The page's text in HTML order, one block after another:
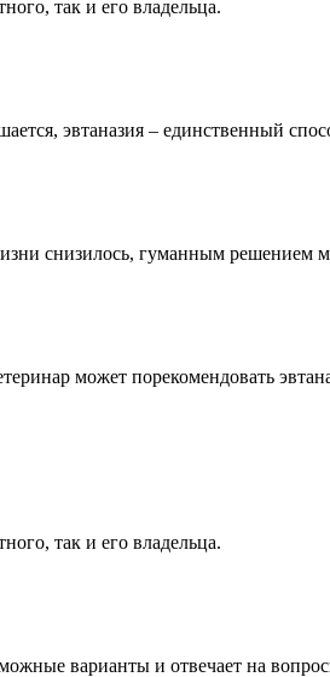
так и его владельца.
эвтаназия – единственный
снизилось, гуманным решением
может порекомендовать
так и его владельца.
варианты и отвечает на